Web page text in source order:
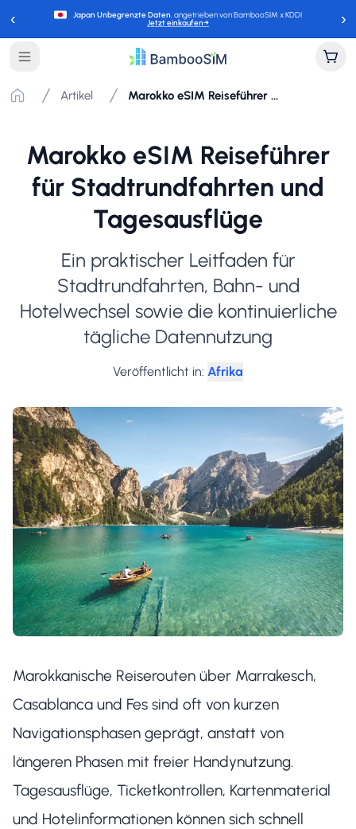
‹ Japan Unbegrenzte Daten, angetrieben von BambooSIM x KDDI
Jetzt einkaufen→ ›
Artikel Marokko eSIM Reiseführer für Stadtrundfahrten und Tagesausflüge
Marokko eSIM Reiseführer
für Stadtrundfahrten und
Tagesausflüge
Ein praktischer Leitfaden für
Stadtrundfahrten, Bahn- und
Hotelwechsel sowie die kontinuierliche
tägliche Datennutzung
Veröffentlicht in: Afrika
Marokkanische Reiserouten über Marrakesch,
Casablanca und Fes sind oft von kurzen
Navigationsphasen geprägt, anstatt von
längeren Phasen mit freier Handynutzung.
Tagesausflüge, Ticketkontrollen, Kartenmaterial
und Hotelinformationen können sich schnell